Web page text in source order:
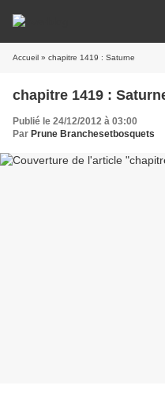
Accueil » chapitre 1419 : Saturne
chapitre 1419 :
Publié le 24/12/2012 à 03:00
Par Prune Branchesetbosquets